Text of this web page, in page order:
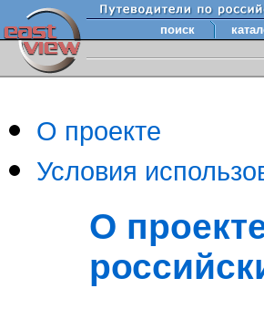
поиск
О проекте
Условия
О